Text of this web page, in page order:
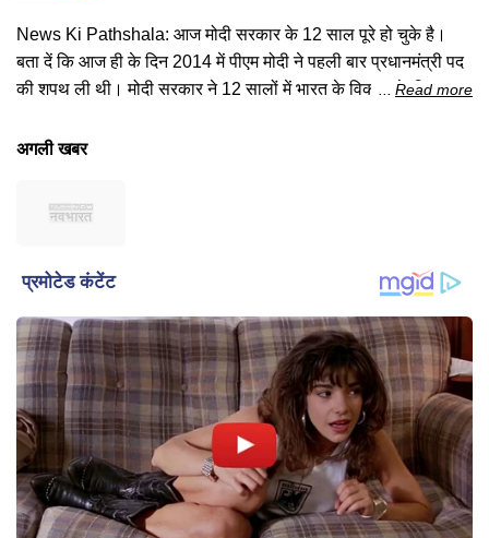
News Ki Pathshala: आज मोदी सरकार के 12 साल पूरे हो चुके है।
बता दें कि आज ही के दिन 2014 में पीएम मोदी ने पहली बार प्रधानमंत्री पद
की शपथ ली थी। मोदी सरकार ने 12 सालों में भारत के विकास के लिए कई
देशवासियों के लिए क्या कुछ किया है, जानने के लिए देखिए ये खबर..
Read more
अगली खबर